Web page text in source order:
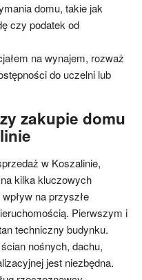
domu, takie jak
czy podatek od
na wynajem, rozważ
do uczelni lub
zakupie domu
w Koszalinie,
kilka kluczowych
na przyszłe
Pierwszym i
techniczny budynku.
nośnych, dachu,
jest niezbędna.